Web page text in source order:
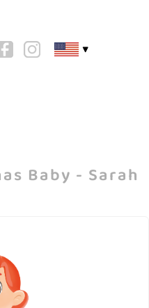
▼
Baby - Sarah